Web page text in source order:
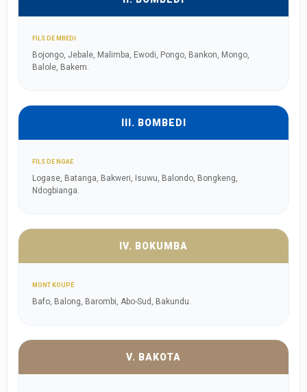
FILS DE MBEDI
Bojongo, Jebale, Malimba, Ewodi, Pongo, Bankon, Mongo,
Balole, Bakem.
III. BOMBEDI
FILS DE NGAE
Logase, Batanga, Bakweri, Isuwu, Balondo, Bongkeng,
Ndogbianga.
IV. BOKUMBA
MONT KOUPÉ
Bafo, Balong, Barombi, Abo-Sud, Bakundu.
V. BAKOTA